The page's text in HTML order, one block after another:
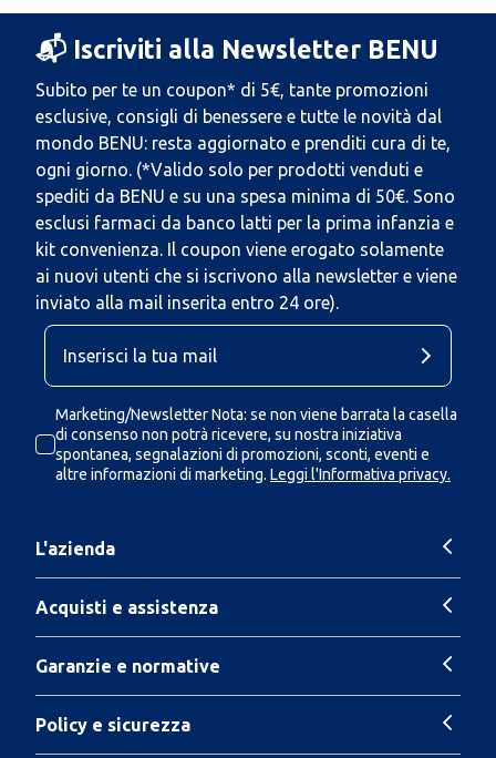
📬 Iscriviti alla Newsletter BENU
Subito per te un coupon* di 5€, tante promozioni
esclusive, consigli di benessere e tutte le novità dal
mondo BENU: resta aggiornato e prenditi cura di te,
ogni giorno. (*Valido solo per prodotti venduti e
spediti da BENU e su una spesa minima di 50€. Sono
esclusi farmaci da banco latti per la prima infanzia e
kit convenienza. Il coupon viene erogato solamente
ai nuovi utenti che si iscrivono alla newsletter e viene
inviato alla mail inserita entro 24 ore).
Marketing/Newsletter Nota: se non viene barrata la casella
di consenso non potrà ricevere, su nostra iniziativa
spontanea, segnalazioni di promozioni, sconti, eventi e
altre informazioni di marketing. Leggi l'Informativa privacy.
L'azienda
Acquisti e assistenza
Garanzie e normative
Policy e sicurezza